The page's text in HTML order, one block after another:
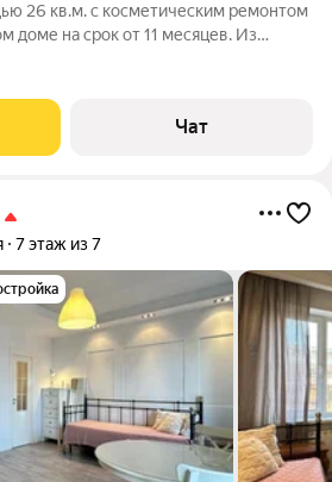
26 кв.м. с косметическим ремонтом
доме на срок от 11 месяцев. Из
окна выходят во двор. В
и 1
Чат
7 этаж из 7